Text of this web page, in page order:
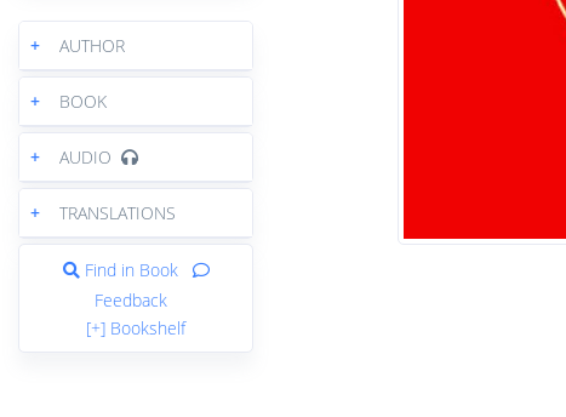
+ AUTHOR
+ BOOK
+ AUDIO
+ TRANSLATIONS
Find in Book
Feedback
[+] Bookshelf